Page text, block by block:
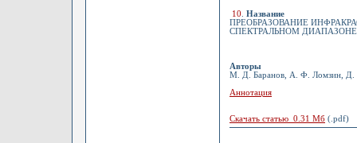
10
Название
ПРЕОБРАЗОВАНИЕ
СПЕКТРАЛЬНОМ
Авторы
М. Д. Баранов, А. Ф. Ломзин, Д.
Аннотация
Скачать статью 0.31 Мб (.pdf)